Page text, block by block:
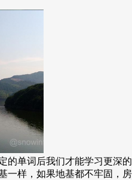
的单词后我们才能学习更深的
一样，如果地基都不牢固，房